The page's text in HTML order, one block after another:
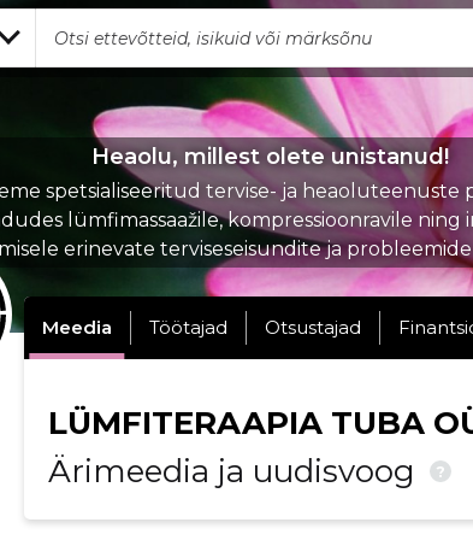
Heaolu, millest olete unistanud!
spetsialiseeritud tervise- ja heaoluteenuste
lümfimassaažile, kompressioonravile ning
erinevate terviseseisundite ja
Meedia Töötajad Otsustajad
LÜMFITERAAPIA TUBA
Ärimeedia ja uudisvoog
?